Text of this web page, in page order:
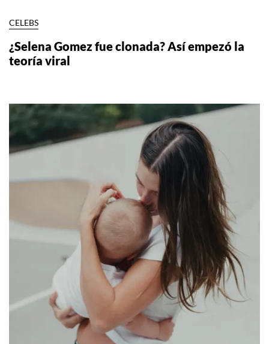
CELEBS
¿Selena Gomez fue clonada? Así empezó la
teoría viral